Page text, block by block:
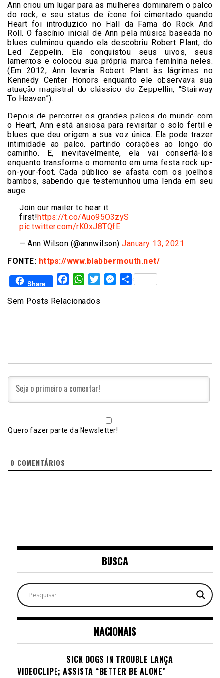
Ann criou um lugar para as mulheres dominarem o palco
do rock, e seu status de ícone foi cimentado quando
Heart foi introduzido no Hall da Fama do Rock And
Roll. O fascínio inicial de Ann pela música baseada no
blues culminou quando ela descobriu Robert Plant, do
Led Zeppelin. Ela conquistou seus uivos, seus
lamentos e colocou sua própria marca feminina neles.
(Em 2012, Ann levaria Robert Plant às lágrimas no
Kennedy Center Honors enquanto ele observava sua
atuação magistral do clássico do Zeppellin, “Stairway
To Heaven”).
Depois de percorrer os grandes palcos do mundo com
o Heart, Ann está ansiosa para revisitar o solo fértil e
blues que deu origem a sua voz única. Ela pode trazer
intimidade ao palco, partindo corações ao longo do
caminho. E, inevitavelmente, ela vai consertá-los
enquanto transforma o momento em uma festa rock up-
on-your-foot. Cada público se afasta com os joelhos
bambos, sabendo que testemunhou uma lenda em seu
auge.
Join our mailer to hear it
first!https://t.co/Auo95O3zyS
pic.twitter.com/rK0xJ8TQfE
— Ann Wilson (@annwilson) January 13, 2021
FONTE: https://www.blabbermouth.net/
Share FacebookWhatsAppTwitterMessenger
Share
Sem Posts Relacionados
Quero fazer parte da Newsletter!
0 COMENTÁRIOS
BUSCA
NACIONAIS
SICK DOGS IN TROUBLE LANÇA
VIDEOCLIPE; ASSISTA “BETTER BE ALONE”